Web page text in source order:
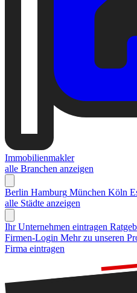
Immobilienmakler
alle Branchen anzeigen
Berlin Hamburg München Köln
alle Städte anzeigen
Ihr Unternehmen eintragen
Firmen-Login Mehr zu unseren
Firma eintragen